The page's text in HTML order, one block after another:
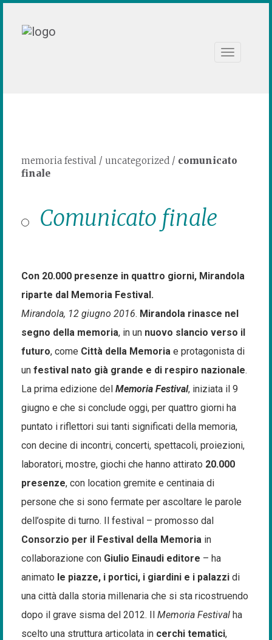
Toggle
memoria festival / uncategorized / comunicato
finale
Comunicato finale
Con 20.000 presenze in quattro giorni, Mirandola
riparte dal Memoria Festival.
Mirandola, 12 giugno 2016. Mirandola rinasce nel
segno della memoria, in un nuovo slancio verso il
futuro, come Città della Memoria e protagonista di
un festival nato già grande e di respiro nazionale.
La prima edizione del Memoria Festival, iniziata il 9
giugno e che si conclude oggi, per quattro giorni ha
puntato i riflettori sui tanti significati della memoria,
con decine di incontri, concerti, spettacoli, proiezioni,
laboratori, mostre, giochi che hanno attirato 20.000
presenze, con location gremite e centinaia di
persone che si sono fermate per ascoltare le parole
dell’ospite di turno. Il festival – promosso dal
Consorzio per il Festival della Memoria in
collaborazione con Giulio Einaudi editore – ha
animato le piazze, i portici, i giardini e i palazzi di
una città dalla storia millenaria che si sta ricostruendo
dopo il grave sisma del 2012. Il Memoria Festival ha
scelto una struttura articolata in cerchi tematici,